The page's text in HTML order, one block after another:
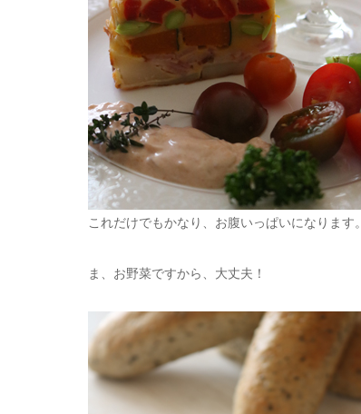
これだけでもかなり、お腹いっぱいになります。
ま、お野菜ですから、大丈夫！